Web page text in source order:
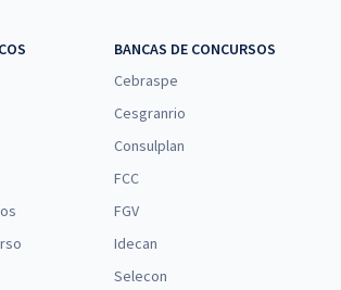
BANCAS DE CONCURSOS
Cebraspe
Cesgranrio
Consulplan
FCC
FGV
Idecan
Selecon